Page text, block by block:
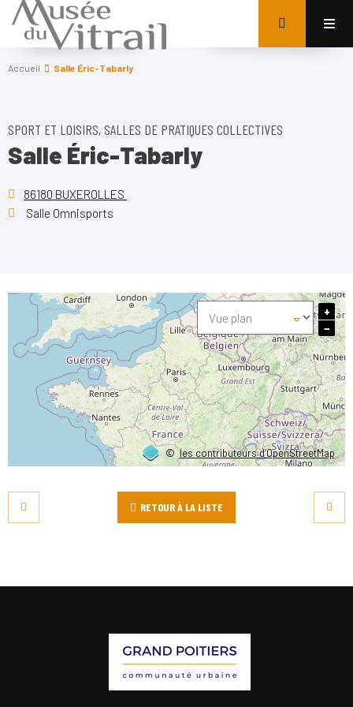
Accueil Salle Éric-Tabarly
SPORT ET LOISIRS, SALLES DE PRATIQUES COLLECTIVES
Salle Éric-Tabarly
86180 BUXEROLLES
Salle Omnisports
©les contributeurs d’OpenStreetMap
+
−
RETOUR À LA LISTE